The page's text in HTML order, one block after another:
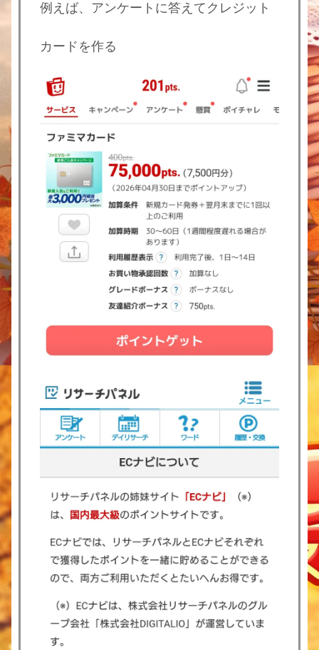
例えば、アンケートに答えてクレジット
カードを作る